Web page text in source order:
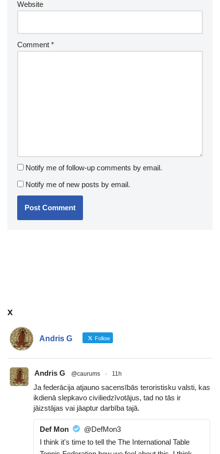
Website
Comment *
Notify me of follow-up comments by email.
Notify me of new posts by email.
x
Andris G Follow
Andris G @caurums · 11h
Ja federācija atjauno sacensībās teroristisku valsti, kas
ikdienā slepkavo civiliedzīvotājus, tad no tās ir
jāizstājas vai jāaptur darbība tajā.
Def Mon
@DefMon3
I think it's time to tell the The International Table